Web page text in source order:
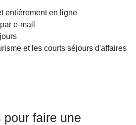
entièrement en ligne
e-mail
et les courts séjours d'affaires
faire une